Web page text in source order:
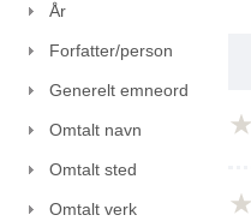
År
Forfatter/person
Generelt emneord
Omtalt navn
Omtalt sted
Omtalt verk